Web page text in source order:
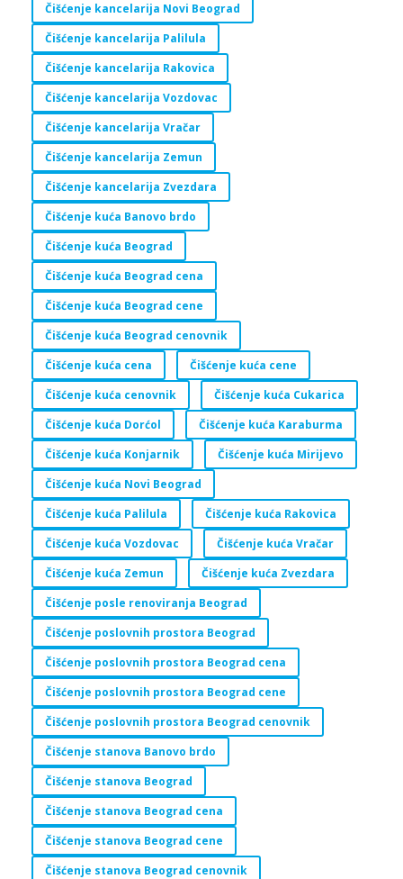
Čišćenje kancelarija Novi Beograd
Čišćenje kancelarija Palilula
Čišćenje kancelarija Rakovica
Čišćenje kancelarija Vozdovac
Čišćenje kancelarija Vračar
Čišćenje kancelarija Zemun
Čišćenje kancelarija Zvezdara
Čišćenje kuća Banovo brdo
Čišćenje kuća Beograd
Čišćenje kuća Beograd cena
Čišćenje kuća Beograd cene
Čišćenje kuća Beograd cenovnik
Čišćenje kuća cena
Čišćenje kuća cene
Čišćenje kuća cenovnik
Čišćenje kuća Cukarica
Čišćenje kuća Dorćol
Čišćenje kuća Karaburma
Čišćenje kuća Konjarnik
Čišćenje kuća Mirijevo
Čišćenje kuća Novi Beograd
Čišćenje kuća Palilula
Čišćenje kuća Rakovica
Čišćenje kuća Vozdovac
Čišćenje kuća Vračar
Čišćenje kuća Zemun
Čišćenje kuća Zvezdara
Čišćenje posle renoviranja Beograd
Čišćenje poslovnih prostora Beograd
Čišćenje poslovnih prostora Beograd cena
Čišćenje poslovnih prostora Beograd cene
Čišćenje poslovnih prostora Beograd cenovnik
Čišćenje stanova Banovo brdo
Čišćenje stanova Beograd
Čišćenje stanova Beograd cena
Čišćenje stanova Beograd cene
Čišćenje stanova Beograd cenovnik